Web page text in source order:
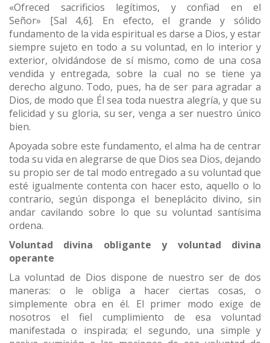
«Ofreced sacrificios legítimos, y confiad en el
Señor» [Sal 4,6]. En efecto, el grande y sólido
fundamento de la vida espiritual es darse a Dios, y estar
siempre sujeto en todo a su voluntad, en lo interior y
exterior, olvidándose de sí mismo, como de una cosa
vendida y entregada, sobre la cual no se tiene ya
derecho alguno. Todo, pues, ha de ser para agradar a
Dios, de modo que Él sea toda nuestra alegría, y que su
felicidad y su gloria, su ser, venga a ser nuestro único
bien.
Apoyada sobre este fundamento, el alma ha de centrar
toda su vida en alegrarse de que Dios sea Dios, dejando
su propio ser de tal modo entregado a su voluntad que
esté igualmente contenta con hacer esto, aquello o lo
contrario, según disponga el beneplácito divino, sin
andar cavilando sobre lo que su voluntad santísima
ordena.
Voluntad divina obligante y voluntad divina
operante
La voluntad de Dios dispone de nuestro ser de dos
maneras: o le obliga a hacer ciertas cosas, o
simplemente obra en él. El primer modo exige de
nosotros el fiel cumplimiento de esa voluntad
manifestada o inspirada; el segundo, una simple y